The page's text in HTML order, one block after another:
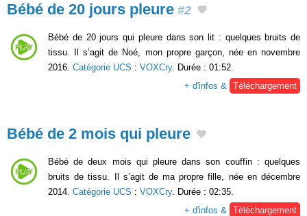
Bébé de 20 jours pleure #2
Bébé de 20 jours qui pleure dans son lit : quelques bruits de
tissu. Il s’agit de Noé, mon propre garçon, née en novembre
2016. Catégorie UCS : VOXCry. Durée : 01:52.
+ d'infos &
Téléchargement
Bébé de 2 mois qui pleure
Bébé de deux mois qui pleure dans son couffin : quelques
bruits de tissu. Il s’agit de ma propre fille, née en décembre
2014. Catégorie UCS : VOXCry. Durée : 02:35.
+ d'infos &
Téléchargement